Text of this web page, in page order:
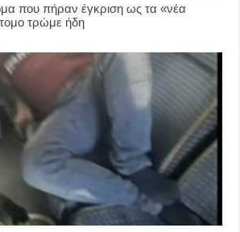
που πήραν έγκριση ως τα «νέα
τρώμε ήδη